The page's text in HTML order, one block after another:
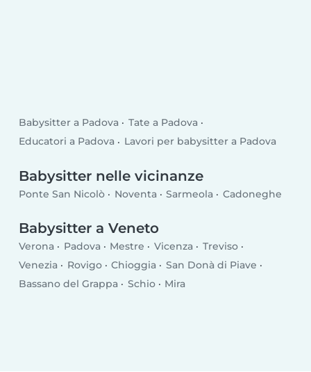
Babysitter a Padova
Tate a Padova
Educatori a Padova
Lavori per babysitter a Padova
Babysitter nelle vicinanze
Ponte San Nicolò Noventa Sarmeola Cadoneghe
Babysitter a Veneto
Verona Padova Mestre Vicenza
Treviso
Venezia
Rovigo Chioggia
San Donà di Piave
Bassano del Grappa
Schio Mira